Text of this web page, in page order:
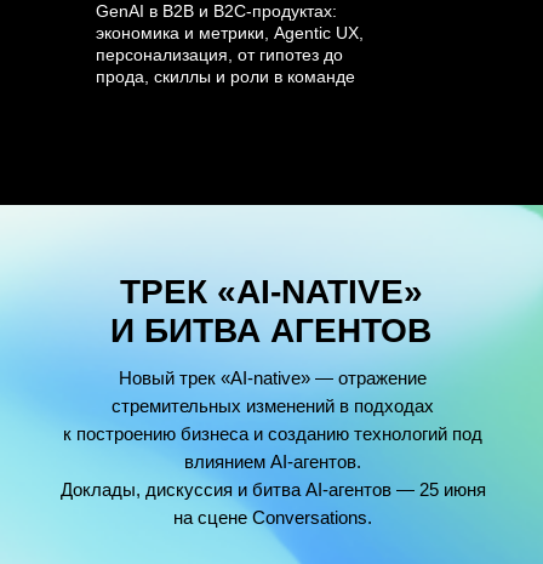
GenAI в B2B и B2C-продуктах:
экономика и метрики, Agentic UX,
персонализация, от гипотез до
прода, скиллы и роли в команде